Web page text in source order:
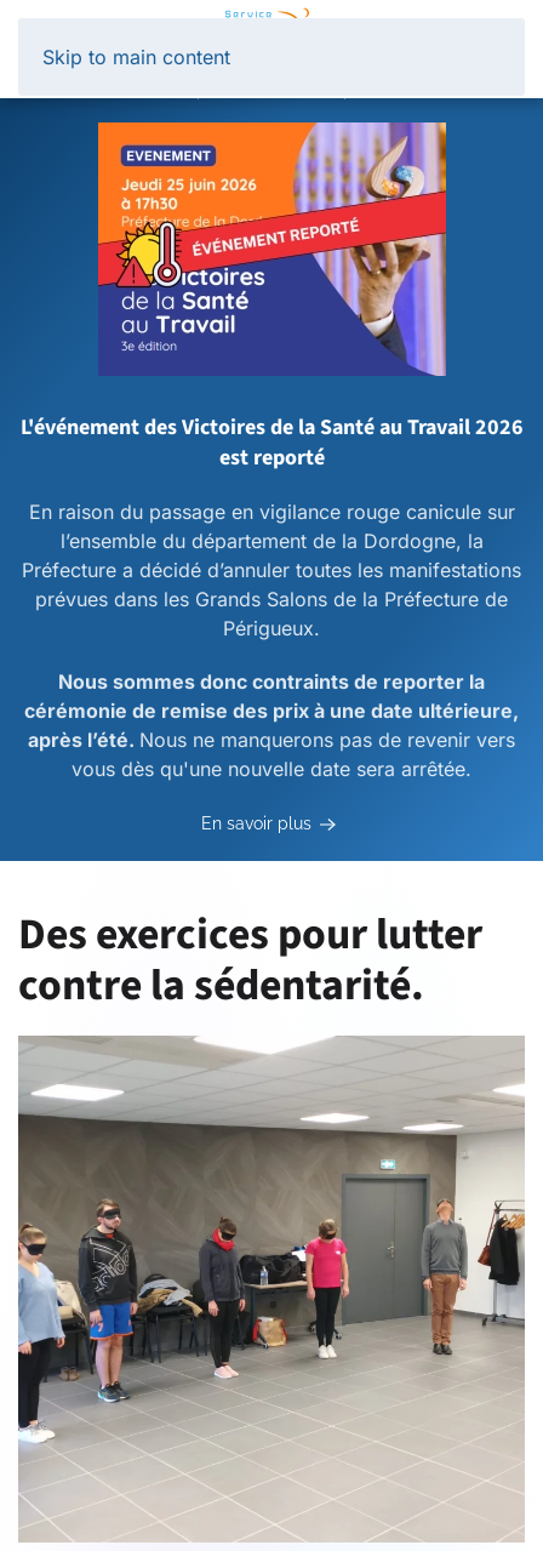
Skip to main content
L'événement des Victoires de la Santé au Travail 2026
est reporté
En raison du passage en vigilance rouge canicule sur
l’ensemble du département de la Dordogne, la
Préfecture a décidé d’annuler toutes les manifestations
prévues dans les Grands Salons de la Préfecture de
Périgueux.
Nous sommes donc contraints de reporter la
cérémonie de remise des prix à une date ultérieure,
après l’été. Nous ne manquerons pas de revenir vers
vous dès qu'une nouvelle date sera arrêtée.
En savoir plus
Des exercices pour lutter
contre la sédentarité.
Panneau de gestion des cookies